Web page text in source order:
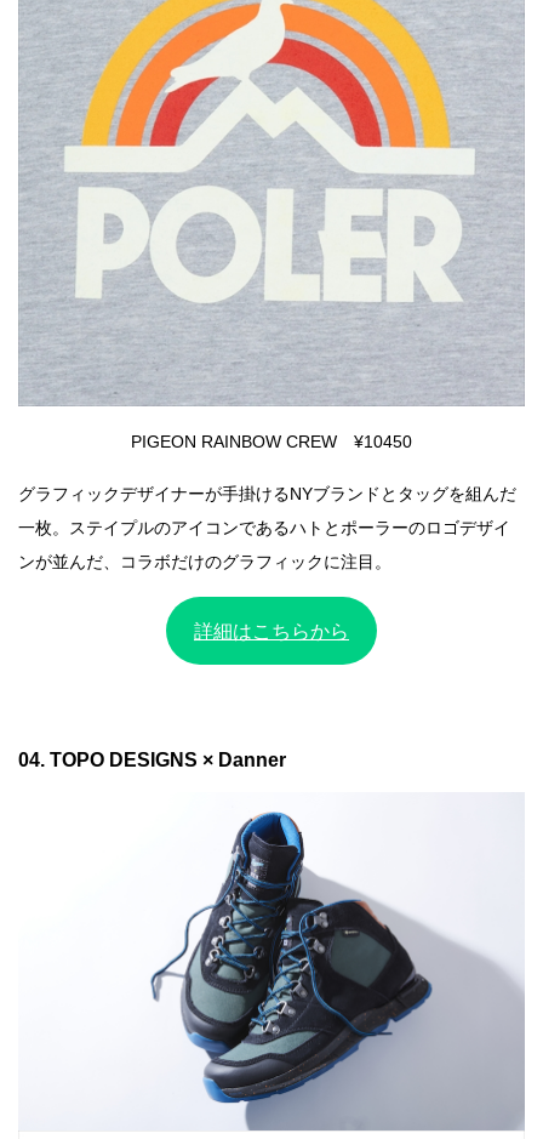
PIGEON RAINBOW CREW ¥10450
グラフィックデザイナーが手掛けるNYブランドとタッグを組んだ
一枚。ステイプルのアイコンであるハトとポーラーのロゴデザイ
ンが並んだ、コラボだけのグラフィックに注目。
詳細はこちらから
04. TOPO DESIGNS × Danner